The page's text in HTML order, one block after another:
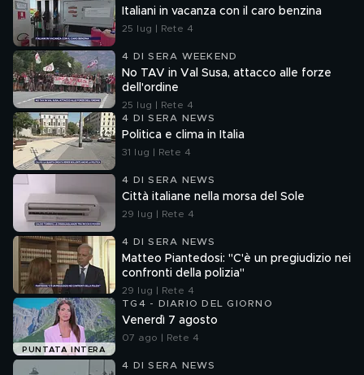
Italiani in vacanza con il caro benzina
25 lug | Rete 4
4 DI SERA WEEKEND
No TAV in Val Susa, attacco alle forze
dell'ordine
25 lug | Rete 4
4 DI SERA NEWS
Politica e clima in Italia
31 lug | Rete 4
4 DI SERA NEWS
Città italiane nella morsa del Sole
29 lug | Rete 4
4 DI SERA NEWS
Matteo Piantedosi: "C'è un pregiudizio nei
confronti della polizia"
29 lug | Rete 4
PUNTATA INTERA
TG4 - DIARIO DEL GIORNO
Venerdì 7 agosto
07 ago | Rete 4
4 DI SERA NEWS